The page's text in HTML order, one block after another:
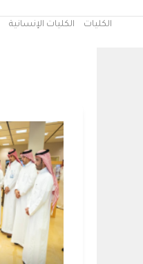
الكليات الكليات الإنسانية